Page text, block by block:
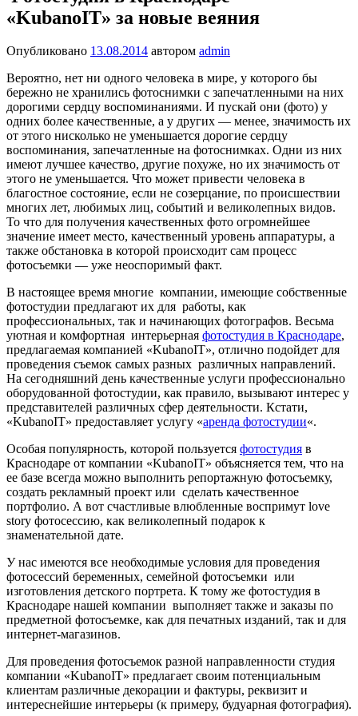
«KubanoIT» за новые веяния
Опубликовано 13.08.2014 автором admin
Вероятно, нет ни одного человека в мире, у которого бы
бережно не хранились фотоснимки с запечатленными на них
дорогими сердцу воспоминаниями. И пускай они (фото) у
одних более качественные, а у других — менее, значимость их
от этого нисколько не уменьшается дорогие сердцу
воспоминания, запечатленные на фотоснимках. Одни из них
имеют лучшее качество, другие похуже, но их значимость от
этого не уменьшается. Что может привести человека в
благостное состояние, если не созерцание, по происшествии
многих лет, любимых лиц, событий и великолепных видов.
То что для получения качественных фото огромнейшее
значение имеет место, качественный уровень аппаратуры, а
также обстановка в которой происходит сам процесс
фотосъемки — уже неоспоримый факт.
В настоящее время многие компании, имеющие собственные
фотостудии предлагают их для работы, как
профессиональных, так и начинающих фотографов. Весьма
уютная и комфортная интерьерная фотостудия в Краснодаре,
предлагаемая компанией «KubanoIT», отлично подойдет для
проведения съемок самых разных различных направлений.
На сегодняшний день качественные услуги профессионально
оборудованной фотостудии, как правило, вызывают интерес у
представителей различных сфер деятельности. Кстати,
«KubanoIT» предоставляет услугу «аренда фотостудии«.
Особая популярность, которой пользуется фотостудия в
Краснодаре от компании «KubanoIT» объясняется тем, что на
ее базе всегда можно выполнить репортажную фотосъемку,
создать рекламный проект или сделать качественное
портфолио. А вот счастливые влюбленные воспримут love
story фотосессию, как великолепный подарок к
знаменательной дате.
У нас имеются все необходимые условия для проведения
фотосессий беременных, семейной фотосъемки или
изготовления детского портрета. К тому же фотостудия в
Краснодаре нашей компании выполняет также и заказы по
предметной фотосъемке, как для печатных изданий, так и для
интернет-магазинов.
Для проведения фотосъемок разной направленности студия
компании «KubanoIT» предлагает своим потенциальным
клиентам различные декорации и фактуры, реквизит и
интереснейшие интерьеры (к примеру, будуарная фотография).